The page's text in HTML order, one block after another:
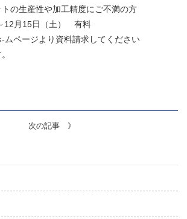
トの生産性や加工精度にご不満の方
12月15日（土） 有料
ムページより資料請求してください
次の記事 》